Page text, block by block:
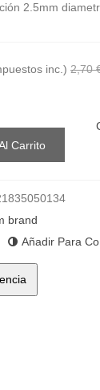
2.5mm
inc.) 2,70
Carrito
brand
Añadir Para